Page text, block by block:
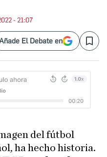
- 21:07
El Debate en Save
del fútbol
ha hecho historia.